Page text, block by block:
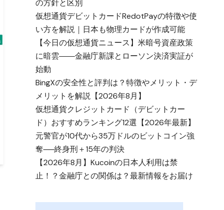
の方針と区別
仮想通貨デビットカードRedotPayの特徴や使
い方を解説｜日本も物理カードが作成可能
【今日の仮想通貨ニュース】米暗号資産政策
に暗雲――金融庁新課とローソン決済実証が
始動
BingXの安全性と評判は？特徴やメリット・デ
メリットを解説【2026年8月】
仮想通貨クレジットカード（デビットカー
ド）おすすめランキング12選【2026年最新】
元警官が10代から35万ドルのビットコイン強
奪──終身刑＋15年の判決
【2026年8月】Kucoinの日本人利用は禁
止！？金融庁との関係は？最新情報をお届け